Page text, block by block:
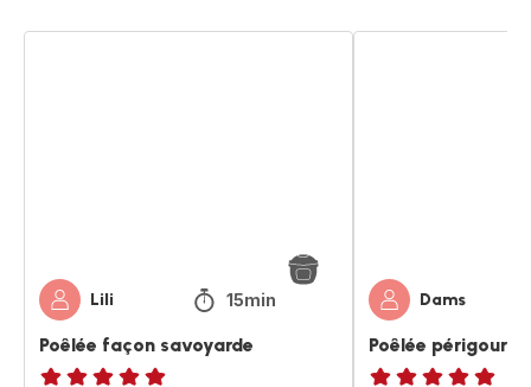
Lili 15min
Poêlée façon savoyarde
Dams
Poêlée